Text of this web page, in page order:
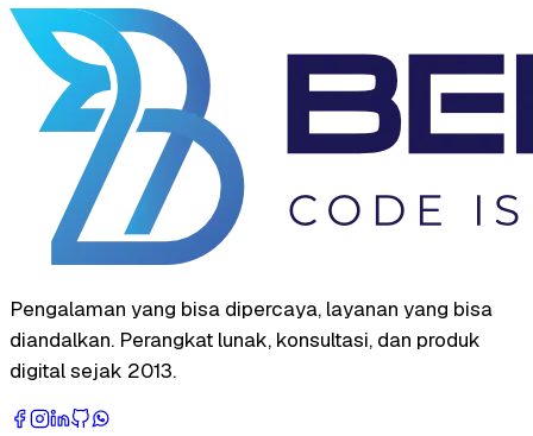
Pengalaman yang bisa dipercaya, layanan yang bisa
diandalkan. Perangkat lunak, konsultasi, dan produk
digital sejak 2013.